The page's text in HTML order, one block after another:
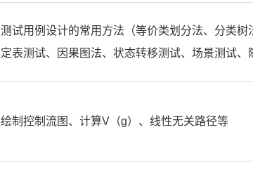
测试用例设计的常用方法（等价类划分法、分类
定表测试、因果图法、状态转移测试、场景测试、
绘制控制流图、计算V（g）、线性无关路径等